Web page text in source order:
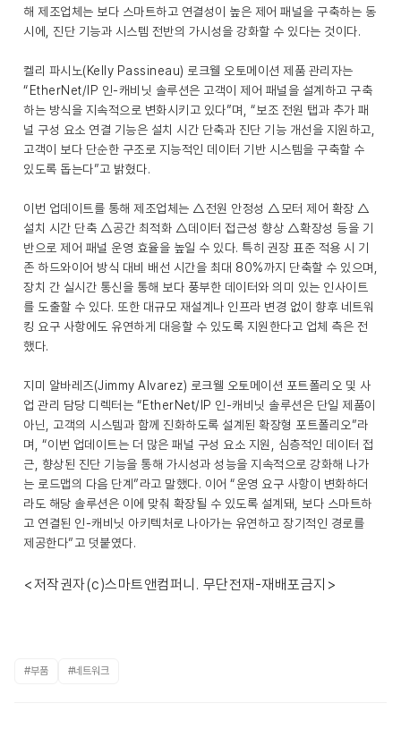
해 제조업체는 보다 스마트하고 연결성이 높은 제어 패널을 구축하는 동
시에, 진단 기능과 시스템 전반의 가시성을 강화할 수 있다는 것이다.
켈리 파시노(Kelly Passineau) 로크웰 오토메이션 제품 관리자는
“EtherNet/IP 인-캐비닛 솔루션은 고객이 제어 패널을 설계하고 구축
하는 방식을 지속적으로 변화시키고 있다”며, “보조 전원 탭과 추가 패
널 구성 요소 연결 기능은 설치 시간 단축과 진단 기능 개선을 지원하고,
고객이 보다 단순한 구조로 지능적인 데이터 기반 시스템을 구축할 수
있도록 돕는다”고 밝혔다.
이번 업데이트를 통해 제조업체는 △전원 안정성 △모터 제어 확장 △
설치 시간 단축 △공간 최적화 △데이터 접근성 향상 △확장성 등을 기
반으로 제어 패널 운영 효율을 높일 수 있다. 특히 권장 표준 적용 시 기
존 하드와이어 방식 대비 배선 시간을 최대 80%까지 단축할 수 있으며,
장치 간 실시간 통신을 통해 보다 풍부한 데이터와 의미 있는 인사이트
를 도출할 수 있다. 또한 대규모 재설계나 인프라 변경 없이 향후 네트워
킹 요구 사항에도 유연하게 대응할 수 있도록 지원한다고 업체 측은 전
했다.
지미 알바레즈(Jimmy Alvarez) 로크웰 오토메이션 포트폴리오 및 사
업 관리 담당 디렉터는 “EtherNet/IP 인-캐비닛 솔루션은 단일 제품이
아닌, 고객의 시스템과 함께 진화하도록 설계된 확장형 포트폴리오”라
며, “이번 업데이트는 더 많은 패널 구성 요소 지원, 심층적인 데이터 접
근, 향상된 진단 기능을 통해 가시성과 성능을 지속적으로 강화해 나가
는 로드맵의 다음 단계”라고 말했다. 이어 “운영 요구 사항이 변화하더
라도 해당 솔루션은 이에 맞춰 확장될 수 있도록 설계돼, 보다 스마트하
고 연결된 인-캐비닛 아키텍처로 나아가는 유연하고 장기적인 경로를
제공한다”고 덧붙였다.
<저작권자(c)스마트앤컴퍼니. 무단전재-재배포금지>
#부품 #네트워크